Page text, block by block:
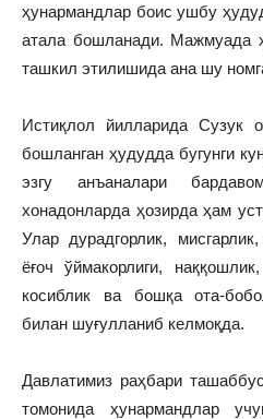
ҳунармандлар боис ушбу
атала бошланади. Мажмуада
ташкил этилишида ана шу
Истиқлол йилларида Сузук
бошланган ҳудудда бугунги
эзгу анъаналари
хонадонларда ҳозирда ҳам
Улар дурадгорлик,
ёғоч ўймакорлиги,
косиблик ва бошқа ота-
билан шуғулланиб келмоқда.
Давлатимиз раҳбари
томонида ҳунармандлар